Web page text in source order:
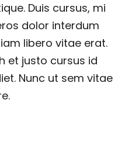
Duis cursus, mi
dolor interdum
libero vitae erat.
et justo cursus id
Nunc ut sem vitae